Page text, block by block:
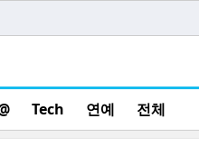
Tech 연예 전체